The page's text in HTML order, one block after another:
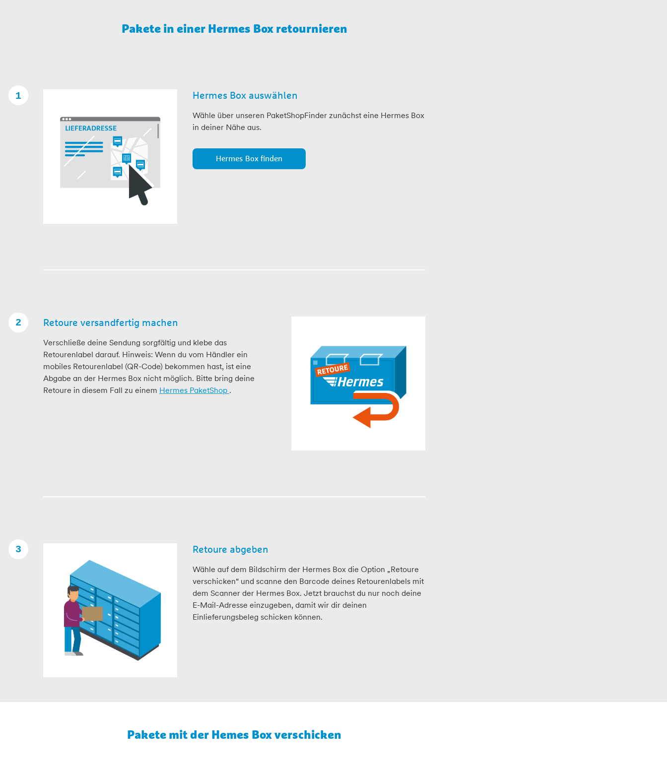
Pakete in einer Hermes Box retournieren
Hermes Box auswählen
Wähle über unseren PaketShopFinder zunächst eine Hermes Box
in deiner Nähe aus.
Hermes Box finden
Retoure versandfertig machen
Verschließe deine Sendung sorgfältig und klebe das
Retourenlabel darauf. Hinweis: Wenn du vom Händler ein
mobiles Retourenlabel (QR-Code) bekommen hast, ist eine
Abgabe an der Hermes Box nicht möglich. Bitte bring deine
Retoure in diesem Fall zu einem Hermes PaketShop .
Retoure abgeben
Wähle auf dem Bildschirm der Hermes Box die Option „Retoure
verschicken“ und scanne den Barcode deines Retourenlabels mit
dem Scanner der Hermes Box. Jetzt brauchst du nur noch deine
E-Mail-Adresse einzugeben, damit wir dir deinen
Einlieferungsbeleg schicken können.
Pakete mit der Hemes Box verschicken